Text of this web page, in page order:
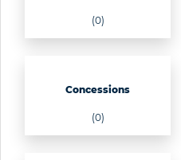
(0)
Concessions
(0)